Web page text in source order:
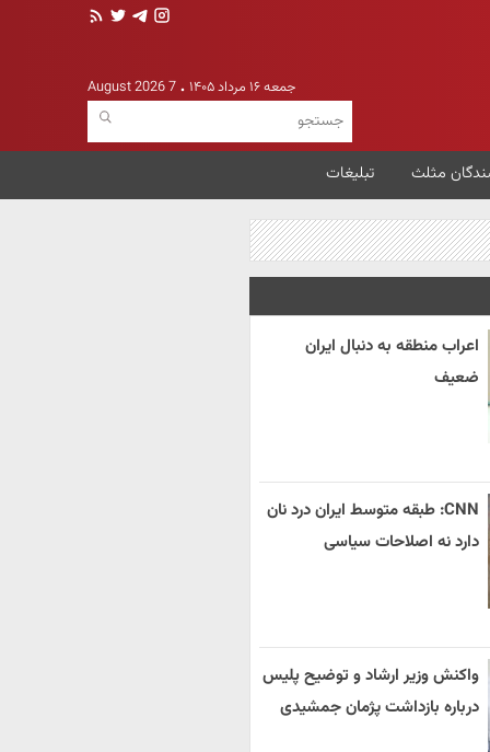
جمعه ۱۶ مرداد ۱۴۰۵ 7 August 2026
مثلث تبلیغات
اعراب منطقه به دنبال ایران
ضعیف
CNN: طبقه متوسط ایران درد نان
دارد نه اصلاحات سیاسی
واکنش وزیر ارشاد و توضیح پلیس
درباره بازداشت پژمان جمشیدی